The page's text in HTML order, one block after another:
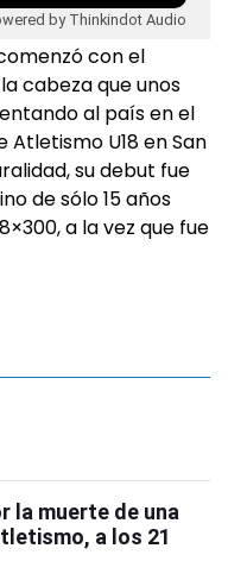
by Thinkindot Audio
con el
cabeza que unos
al país en el
U18 en San
su debut fue
de sólo 15 años
a la vez que fue
la muerte de una
a los 21